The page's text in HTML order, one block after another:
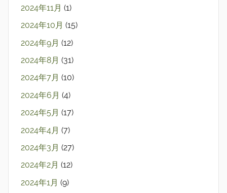
2024年11月 (1)
2024年10月 (15)
2024年9月 (12)
2024年8月 (31)
2024年7月 (10)
2024年6月 (4)
2024年5月 (17)
2024年4月 (7)
2024年3月 (27)
2024年2月 (12)
2024年1月 (9)